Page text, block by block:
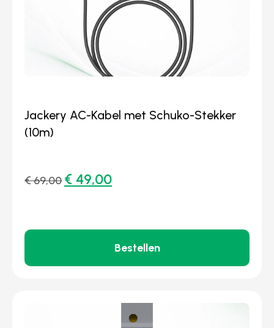
Jackery AC-Kabel met Schuko-Stekker
(10m)
€69,00 € 49,00
Bestellen